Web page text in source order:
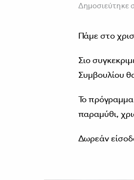
Δημοσιεύτηκε
Πάμε στο
Σιο
Συμβουλίου
Το
παραμύθι,
Δωρεάν